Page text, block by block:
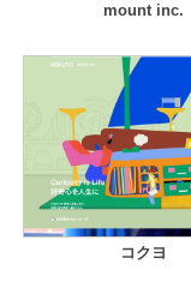
mount inc.
コクヨ